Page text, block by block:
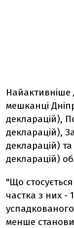
Найактивніше
мешканці
декларацій),
декларацій),
декларацій) та
декларацій)
"Що
частка з них -
менше